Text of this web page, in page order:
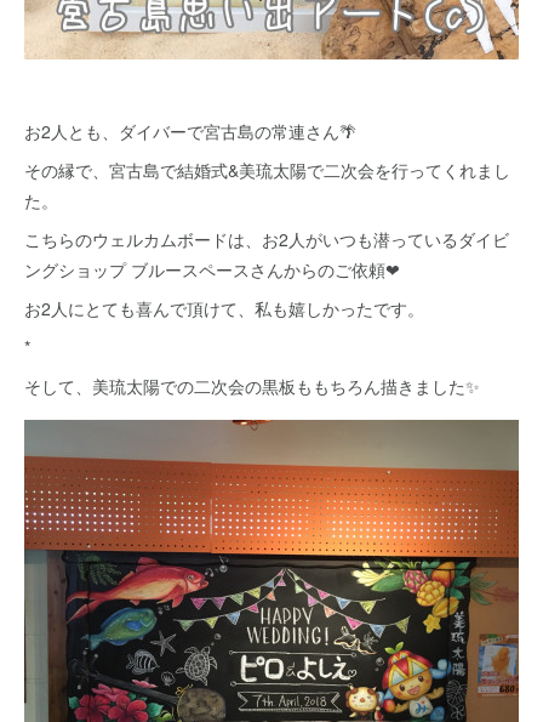
お2人とも、ダイバーで宮古島の常連さん🌴
その縁で、宮古島で結婚式&美琉太陽で二次会を行ってくれまし
た。
こちらのウェルカムボードは、お2人がいつも潜っているダイビ
ングショップ ブルースペースさんからのご依頼❤
お2人にとても喜んで頂けて、私も嬉しかったです。
*
そして、美琉太陽での二次会の黒板ももちろん描きました✨